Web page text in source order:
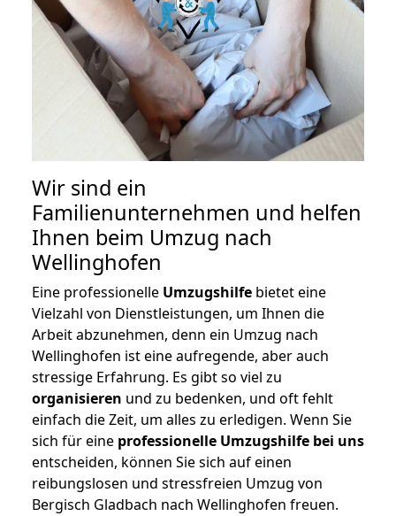
Wir sind ein
Familienunternehmen und helfen
Ihnen beim Umzug nach
Wellinghofen
Eine professionelle Umzugshilfe bietet eine
Vielzahl von Dienstleistungen, um Ihnen die
Arbeit abzunehmen, denn ein Umzug nach
Wellinghofen ist eine aufregende, aber auch
stressige Erfahrung. Es gibt so viel zu
organisieren und zu bedenken, und oft fehlt
einfach die Zeit, um alles zu erledigen. Wenn Sie
sich für eine professionelle Umzugshilfe bei uns
entscheiden, können Sie sich auf einen
reibungslosen und stressfreien Umzug von
Bergisch Gladbach nach Wellinghofen freuen.